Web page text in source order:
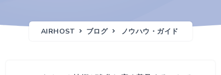
AIRHOST ブログ ノウハウ・ガイド